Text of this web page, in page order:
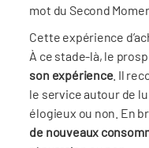
mot du Second
Cette expérience
À ce stade-là, le
son expérience. Il
le service autour de
élogieux ou non. En
de nouveaux